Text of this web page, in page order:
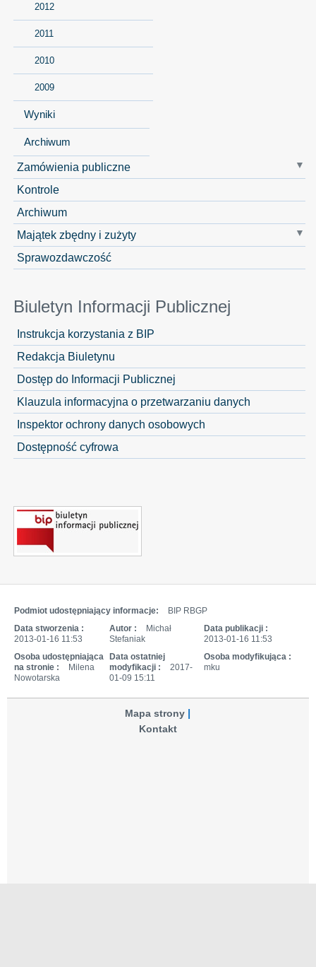
2012
2011
2010
2009
Wyniki
Archiwum
Zamówienia publiczne
Kontrole
Archiwum
Majątek zbędny i zużyty
Sprawozdawczość
Biuletyn Informacji Publicznej
Instrukcja korzystania z BIP
Redakcja Biuletynu
Dostęp do Informacji Publicznej
Klauzula informacyjna o przetwarzaniu danych
Inspektor ochrony danych osobowych
Dostępność cyfrowa
Podmiot udostępniający informacje:
BIP RBGP
Data stworzenia :
2013-01-16 11:53
Autor :
Michał
Stefaniak
Data publikacji :
2013-01-16 11:53
Osoba udostępniająca
na stronie :
Milena
Nowotarska
Data ostatniej
modyfikacji :
2017-
01-09 15:11
Osoba modyfikująca :
mku
Mapa strony
Kontakt